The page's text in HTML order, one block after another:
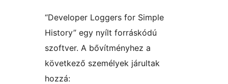
“Developer Loggers for Simple
History” egy nyílt forráskódú
szoftver. A bővítményhez a
következő személyek járultak
hozzá: